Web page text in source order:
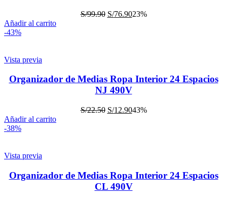
S/99.90 S/76.9023%
Añadir al carrito
-43%
Vista previa
Organizador de Medias Ropa Interior 24 Espacios
NJ 490V
S/22.50 S/12.9043%
Añadir al carrito
-38%
Vista previa
Organizador de Medias Ropa Interior 24 Espacios
CL 490V